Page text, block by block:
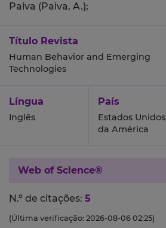
Paiva (Paiva, A.);
Título Revista
Human Behavior and Emerging
Technologies
Língua
Inglês
País
Estados Unidos
da América
Web of Science®
N.º de citações: 5
(Última verificação: 2026-08-06 02:25)